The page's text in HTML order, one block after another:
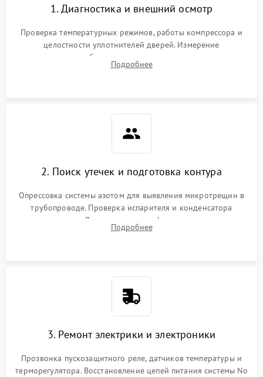
1. Диагностика и внешний осмотр
Проверка температурных режимов, работы компрессора и
целостности уплотнителей дверей. Измерение
сопротивления обмоток мотора, проверка термостата и
считывание кодов ошибок с электронного дисплея.
Подробнее
2. Поиск утечек и подготовка контура
Опрессовка системы азотом для выявления микротрещин в
трубопроводе. Проверка испарителя и конденсатора
течеискателем. Демонтаж старого фильтра-осушителя и
продувка капиллярной трубки для устранения засоров.
Подробнее
3. Ремонт электрики и электроники
Прозвонка пускозащитного реле, датчиков температуры и
терморегулятора. Восстановление цепей питания системы No